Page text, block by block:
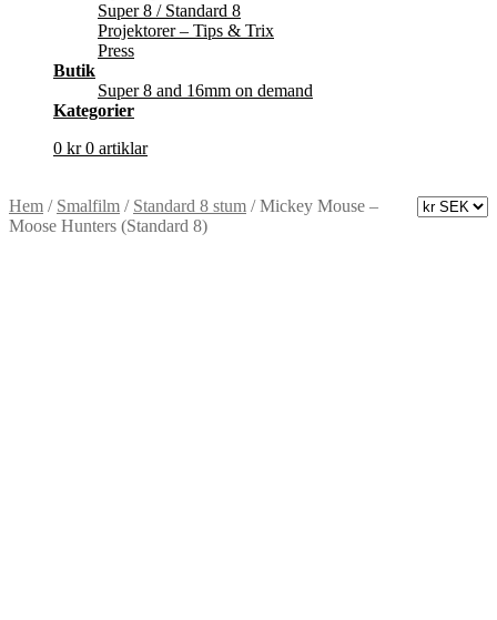
Super 8 / Standard 8
Projektorer – Tips & Trix
Press
Butik
Super 8 and 16mm on demand
Kategorier
0 kr 0 artiklar
Hem / Smalfilm / Standard 8 stum /Mickey Mouse –
Moose Hunters (Standard 8)